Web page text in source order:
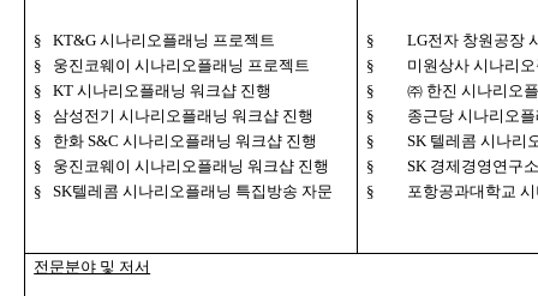
§ KT&G시나리오플래닝 프로젝트
§
웅진코웨이 시나리오플래닝 프로젝트
§
KT시나리오플래닝 워크샵 진행
§
삼성전기 시나리오플래닝 워크샵 진행
§
한화 S&C시나리오플래닝 워크샵 진행
§
웅진코웨이 시나리오플래닝 워크샵 진행
§
SK텔레콤 시나리오플래닝 특집방송 자문
§ LG전자 창원공장
§
미원상사 시나리
§
㈜ 한진 시나리오
§
종근당 시나리오
§
SK 텔레콤 시나리
§
SK 경제경영연구
§
포항공과대학교
전문분야 및 저서